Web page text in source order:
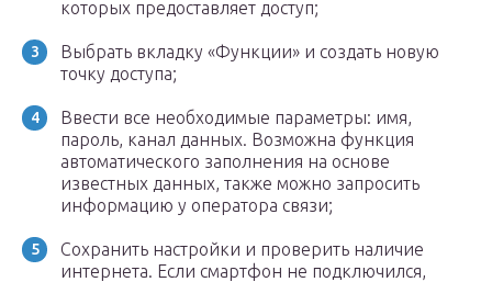
которых предоставляет доступ;
Выбрать вкладку «Функции» и создать новую
точку доступа;
Ввести все необходимые параметры: имя,
пароль, канал данных. Возможна функция
автоматического заполнения на основе
известных данных, также можно запросить
информацию у оператора связи;
Сохранить настройки и проверить наличие
интернета. Если смартфон не подключился,